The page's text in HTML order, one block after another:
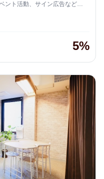
ント活動、サイン広告など
トいたします。
広げる」アンドリードです。
5%